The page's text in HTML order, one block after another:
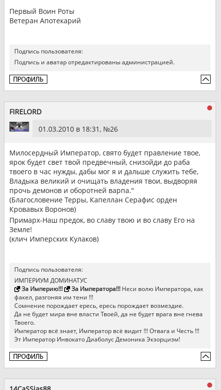
Первый Воин Роты
Ветеран Апотекарий
Подпись пользователя:
Подпись и аватар отредактированы администрацией.
FIRELORD
01.03.2010 в 18:31, №26
Милосердный Император, свято будет правление твое,
ярок будет свет твой предвечный, снизойди до раба
твоего в час нужды, дабы мог я и дальше служить тебе,
Владыка великий и очищать владения твои, выдворяя
прочь демонов и оборотней варпа."
(Благословение Терры, Капеллан Серафис орден
Кровавых Воронов)
Примарх-Наш предок, во славу твою и во славу Его на
Земле!
(клич Имперских Кулаков)
Подпись пользователя:
ИМПЕРИУМ ДОМИНАТУС
За Империю!!!
За Императора!!!Неси волю Императора, как
факел, разгоняя им тени !!!
Сомнение порождает ересь, ересь порождает возмездие.
Да не будет мира вне власти Твоей, да не будет врага вне гнева
Твоего.
Император всё знает, Император всё видит !!! Отвага и Честь !!!
Эт Император Инвокато Диаболус Демоника Экзорцизм!